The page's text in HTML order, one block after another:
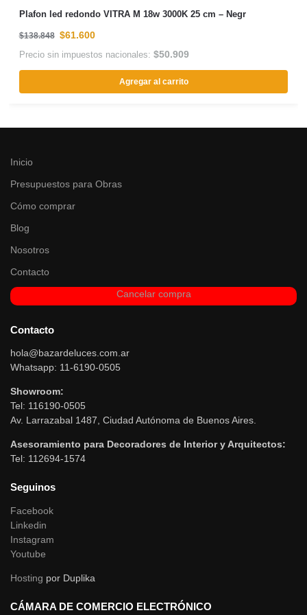
Plafon led redondo VITRA M 18w 3000K 25 cm – Negr
$138.848 $61.600
Precio sin impuestos nacionales: $50.909
Agregar al carrito
Inicio
Presupuestos para Obras
Cómo comprar
Blog
Nosotros
Contacto
Cancelar compra
Contacto
hola@bazardeluces.com.ar
Whatsapp: 11-6190-0505
Showroom:
Tel: 116190-0505
Av. Larrazabal 1487, Ciudad Autónoma de Buenos Aires.
Asesoramiento para Decoradores de Interior y Arquitectos:
Tel: 112694-1574
Seguinos
Facebook
Linkedin
Instagram
Youtube
Hosting por Duplika
CÁMARA DE COMERCIO ELECTRÓNICO